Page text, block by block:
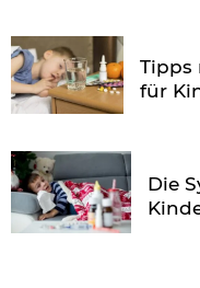
Tipps
für
Die